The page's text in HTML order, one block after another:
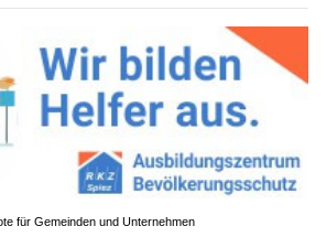
für Gemeinden und Unternehmen